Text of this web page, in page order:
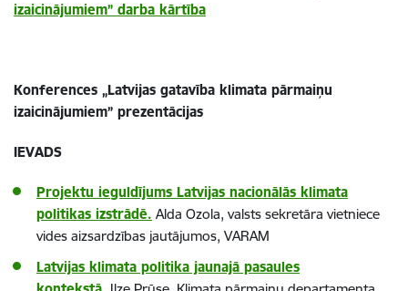
izaicinājumiem” darba kārtība
Konferences „Latvijas gatavība klimata pārmaiņu
izaicinājumiem” prezentācijas
IEVADS
Projektu ieguldījums Latvijas nacionālās klimata
politikas izstrādē. Alda Ozola, valsts sekretāra vietniece
vides aizsardzības jautājumos, VARAM
Latvijas klimata politika jaunajā pasaules